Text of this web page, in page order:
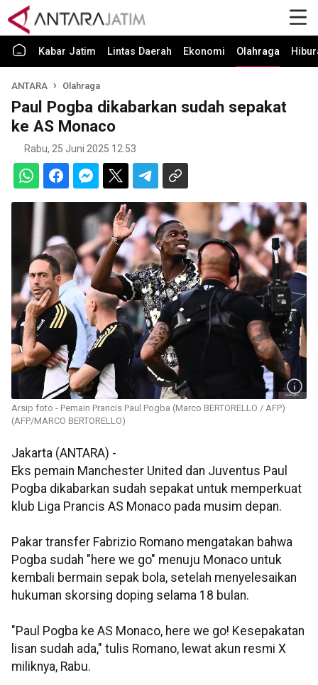
Kabar Jatim Lintas Daerah Ekonomi Olahraga
ANTARA Olahraga
Paul Pogba dikabarkan sudah sepakat
ke AS Monaco
Rabu, 25 Juni 2025 12:53
Arsip foto - Pemain Prancis Paul Pogba (Marco BERTORELLO / AFP)
(AFP/MARCO BERTORELLO)
Jakarta (ANTARA) -
Eks pemain Manchester United dan Juventus Paul
Pogba dikabarkan sudah sepakat untuk memperkuat
klub Liga Prancis AS Monaco pada musim depan.
Pakar transfer Fabrizio Romano mengatakan bahwa
Pogba sudah "here we go" menuju Monaco untuk
kembali bermain sepak bola, setelah menyelesaikan
hukuman skorsing doping selama 18 bulan.
"Paul Pogba ke AS Monaco, here we go! Kesepakatan
lisan sudah ada," tulis Romano, lewat akun resmi X
miliknya, Rabu.